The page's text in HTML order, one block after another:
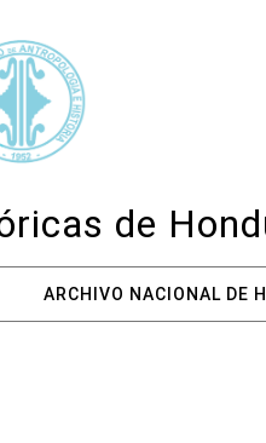
de
ARCHIVO NACIONAL DE